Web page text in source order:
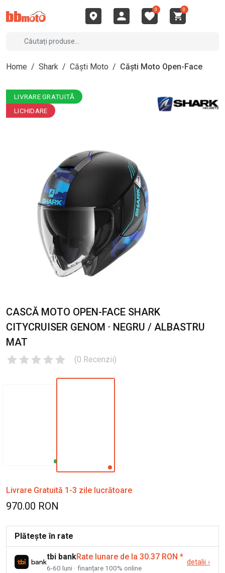
0 0
Home / Shark / Căști Moto / Căști Moto Open-Face
LIVRARE GRATUITĂ
LICHIDARE
CASCĂ MOTO OPEN-FACE SHARK
CITYCRUISER GENOM · NEGRU / ALBASTRU
MAT
(0 Recenzii)
Livrare Gratuită 1-3 zile lucrătoare
970.00 RON
Plătește în rate
tbi bankRate lunare de la 30.37 RON *
6-60 luni · finanțare 100% online
detalii ›